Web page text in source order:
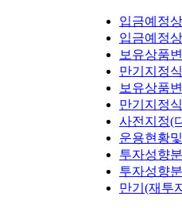
입금예정
입금예정
보유상품
만기지정
보유상품
만기지정
사전지정(
운용현황
투자성향
투자성향
만기(재투